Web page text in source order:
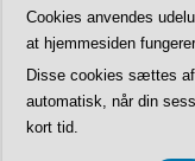
Cookies anvendes
at hjemmesiden
Disse cookies sættes
automatisk, når din
kort tid.